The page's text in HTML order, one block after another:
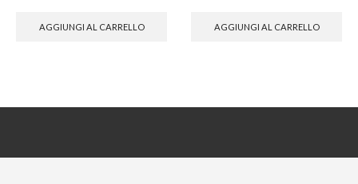
AGGIUNGI AL CARRELLO AGGIUNGI AL CARRELLO